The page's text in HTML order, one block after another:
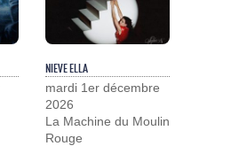
NIEVE ELLA
mardi 1er décembre
2026
La Machine du Moulin
Rouge